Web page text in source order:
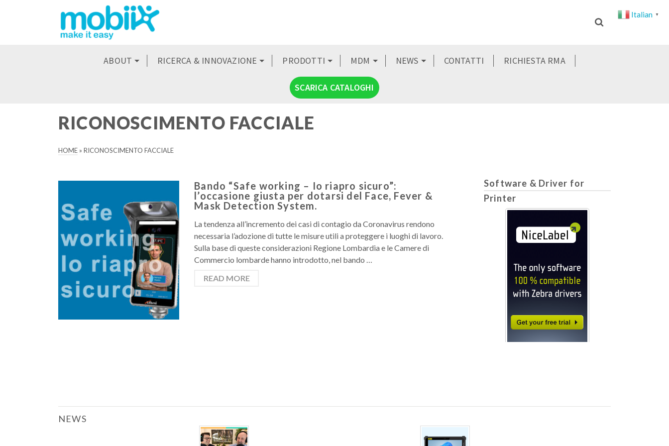
ABOUT RICERCA & INNOVAZIONE PRODOTTI MDM NEWS CONTATTI RICHIESTA RMA
SCARICA CATALOGHI
RICONOSCIMENTO FACCIALE
HOME » RICONOSCIMENTO FACCIALE
Bando “Safe working – Io riapro sicuro”:
l’occasione giusta per dotarsi del Face, Fever &
Mask Detection System.
La tendenza all’incremento dei casi di contagio da Coronavirus rendono
necessaria l’adozione di tutte le misure utili a proteggere i luoghi di lavoro.
Sulla base di queste considerazioni Regione Lombardia e le Camere di
Commercio lombarde hanno introdotto, nel bando …
READ MORE
Software & Driver for
Printer
NEWS
Italian ▼